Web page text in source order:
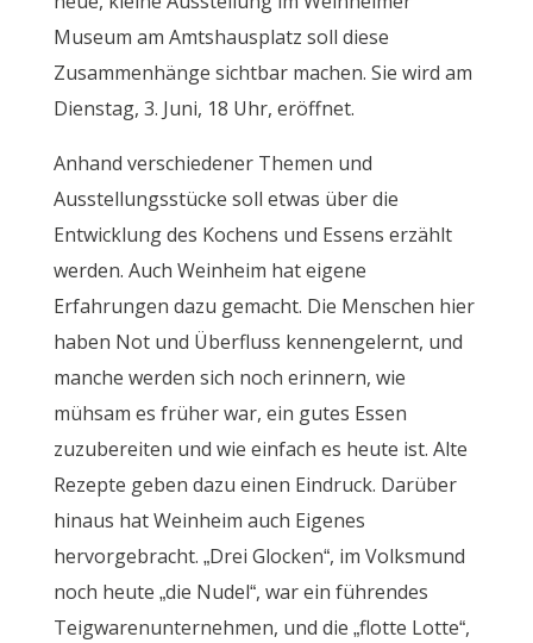
Museum am Amtshausplatz soll diese
Zusammenhänge sichtbar machen. Sie wird am
Dienstag, 3. Juni, 18 Uhr, eröffnet.
Anhand verschiedener Themen und
Ausstellungsstücke soll etwas über die
Entwicklung des Kochens und Essens erzählt
werden. Auch Weinheim hat eigene
Erfahrungen dazu gemacht. Die Menschen hier
haben Not und Überfluss kennengelernt, und
manche werden sich noch erinnern, wie
mühsam es früher war, ein gutes Essen
zuzubereiten und wie einfach es heute ist. Alte
Rezepte geben dazu einen Eindruck. Darüber
hinaus hat Weinheim auch Eigenes
hervorgebracht. „Drei Glocken“, im Volksmund
noch heute „die Nudel“, war ein führendes
Teigwarenunternehmen, und die „flotte Lotte“,